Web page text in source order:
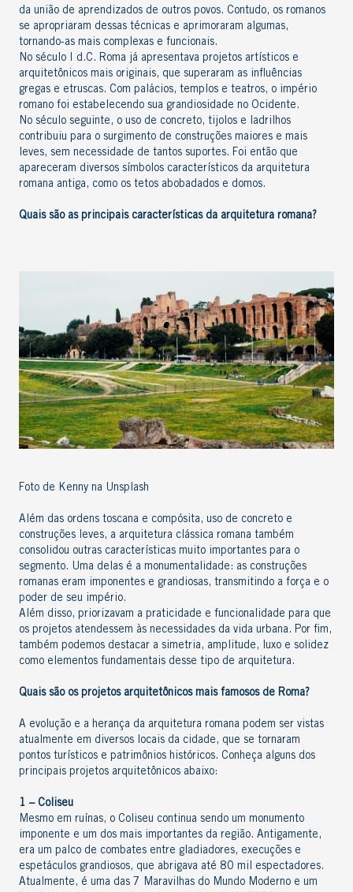
da união de aprendizados de outros povos. Contudo, os romanos
se apropriaram dessas técnicas e aprimoraram algumas,
tornando-as mais complexas e funcionais.
No século I d.C. Roma já apresentava projetos artísticos e
arquitetônicos mais originais, que superaram as influências
gregas e etruscas. Com palácios, templos e teatros, o império
romano foi estabelecendo sua grandiosidade no Ocidente.
No século seguinte, o uso de concreto, tijolos e ladrilhos
contribuiu para o surgimento de construções maiores e mais
leves, sem necessidade de tantos suportes. Foi então que
apareceram diversos símbolos característicos da arquitetura
romana antiga , como os tetos abobadados e domos.
Quais são as principais características da arquitetura romana?
Foto de Kenny na Unsplash
Além das ordens toscana e compósita, uso de concreto e
construções leves, a arquitetura clássica romana também
consolidou outras características muito importantes para o
segmento. Uma delas é a monumentalidade: as construções
romanas eram imponentes e grandiosas, transmitindo a força e o
poder de seu império.
Além disso, priorizavam a praticidade e funcionalidade para que
os projetos atendessem às necessidades da vida urbana. Por fim,
também podemos destacar a simetria, amplitude, luxo e solidez
como elementos fundamentais desse tipo de arquitetura .
Quais são os projetos arquitetônicos mais famosos de Roma?
A evolução e a herança da arquitetura romana podem ser vistas
atualmente em diversos locais da cidade, que se tornaram
pontos turísticos e patrimônios históricos. Conheça alguns dos
principais projetos arquitetônicos abaixo:
1 – Coliseu
Mesmo em ruínas, o Coliseu continua sendo um monumento
imponente e um dos mais importantes da região. Antigamente,
era um palco de combates entre gladiadores, execuções e
espetáculos grandiosos, que abrigava até 80 mil espectadores.
Atualmente, é uma das 7 Maravilhas do Mundo Moderno e um